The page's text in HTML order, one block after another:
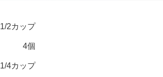
1/2カップ
4個
1/4カップ